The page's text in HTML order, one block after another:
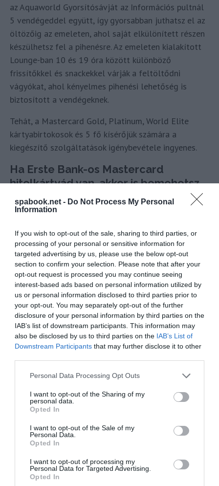
spabook.net - Do Not Process My Personal
Information
If you wish to opt-out of the sale, sharing to third parties, or
processing of your personal or sensitive information for
targeted advertising by us, please use the below opt-out
section to confirm your selection. Please note that after your
opt-out request is processed you may continue seeing
interest-based ads based on personal information utilized by
us or personal information disclosed to third parties prior to
your opt-out. You may separately opt-out of the further
disclosure of your personal information by third parties on the
IAB’s list of downstream participants. This information may
also be disclosed by us to third parties on the IAB’s List of
Downstream Participants that may further disclose it to other
Please note that this website/app uses one or more Google
not limited to your visit or usage behaviour. You may click to
grant or deny consent to Google and its third-party tags to
use your data for below specified purposes in below Google
consent section.
Personal Data Processing Opt Outs
I want to opt-out of the Sharing of my
personal data.
Opted In
I want to opt-out of the Sale of my
Personal Data.
Opted In
I want to opt-out of processing my
Personal Data for Targeted Advertising.
Opted In
az Aquaworld Gyorsítósávját az Információs pultnál
5 vendégeddel együtt, így gyorsabban juthatsz el az
öltözőig az emeleten, ahol saját elkülönített részen
készülhetsz fel a pihenésre. Az emeleten kialakított
Lounge-ban 10 és 19 óra között különböző
frissítőkkel és snackekkel várják a feltöltődni
vágyókat, ahol kényelmes pihenési lehetőség is
biztosított a vendégeknek.
Tehát, a Mastercard Gold, Platinum, World Elite
kártyabirtokosok és 5 fő kísérőjük számára a
kiegészítő szolgáltatások igénybevétele ingyenes.
Ha Erste Bank-os Mastercard
hitelkártyád van, akkor is bemehetsz
Az Erste Bank március 16-án tájékoztatta az
hitelkártyával rendelkeznek, igénybe vehetik az
Aquaworld különleges prémium lounge
szolgáltatásait, a gyorsítósávot és az elkülönített
öltözőt is 5 vendégükkel együtt – annak ellenére,
hogy ezek a kártyák nyilvánvalóan nem tartoznak a
fentebb említett prémium kártyák közé.
Tehát, akinek Erste Max, vagy Erste Wizz Air
hitelkártyája van, most kényelmesebben csobbanhat,
mint eddig.
jogosultság ellenőrzése fizikai bankkártya,
terminálhoz való érintése szükséges.
Digitalizált kártyáról készült
készült fotót nem fogadnak el.
fenti kiegészítő szolgáltatásokat
térítésmentesen élvezhetik, azonban a